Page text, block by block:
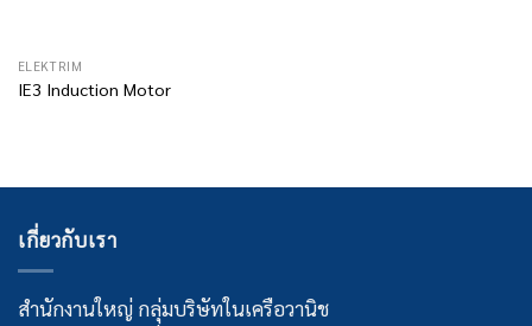
ELEKTRIM
IE3 Induction Motor
เกี่ยวกับเรา
สำนักงานใหญ่ กลุ่มบริษัทในเครือวานิช